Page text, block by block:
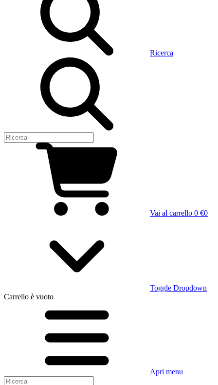
Ricerca
Vai al carrello 0 €0
Toggle Dropdown
Carrello è vuoto
Apri menu